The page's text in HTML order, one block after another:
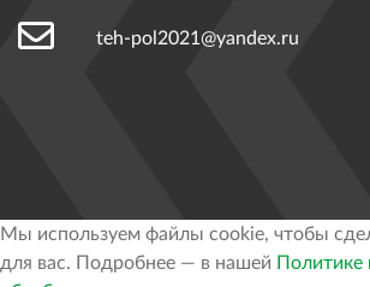
teh-pol2021@yandex.ru
Мы используем файлы cookie, чтобы
для вас. Подробнее — в нашей Политике